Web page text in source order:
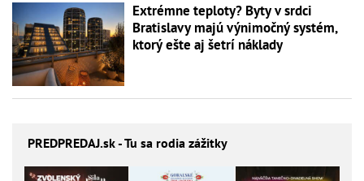
Extrémne teploty? Byty v srdci
Bratislavy majú výnimočný systém,
ktorý ešte aj šetrí náklady
PREDPREDAJ.sk - Tu sa rodia zážitky